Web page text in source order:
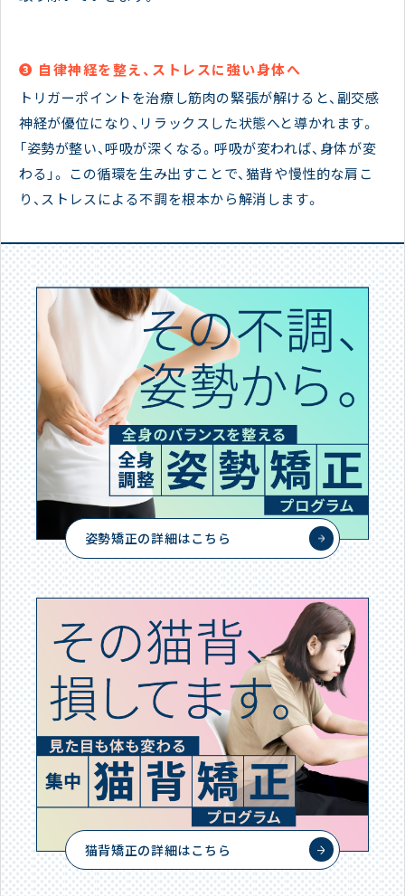
❸ 自律神経を整え、ストレスに強い身体へ
トリガーポイントを治療し筋肉の緊張が解けると、副交感
神経が優位になり、リラックスした状態へと導かれます。
「姿勢が整い、呼吸が深くなる。呼吸が変われば、身体が変
わる」。 この循環を生み出すことで、猫背や慢性的な肩こ
り、ストレスによる不調を根本から解消します。
姿勢矯正の詳細はこちら
猫背矯正の詳細はこちら